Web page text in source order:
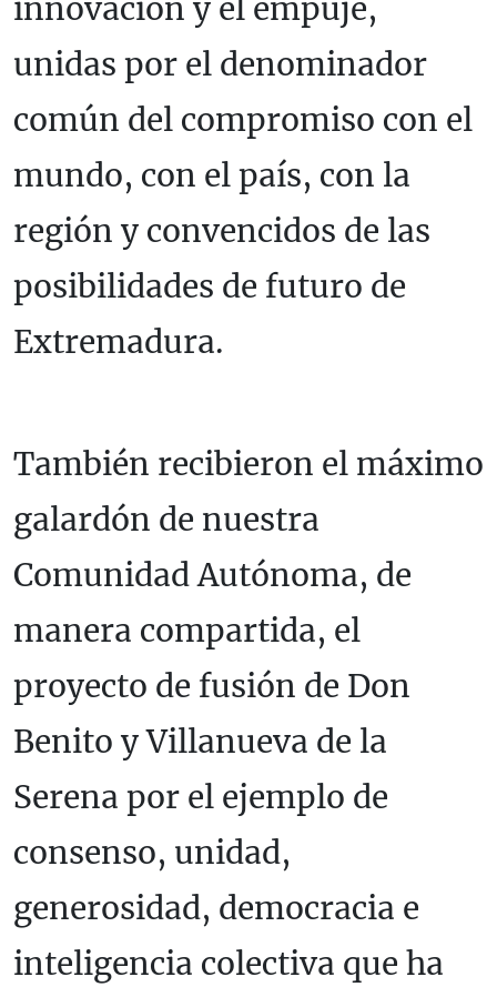
innovación y el empuje,
unidas por el denominador
común del compromiso con el
mundo, con el país, con la
región y convencidos de las
posibilidades de futuro de
Extremadura.
También recibieron el máximo
galardón de nuestra
Comunidad Autónoma, de
manera compartida, el
proyecto de fusión de Don
Benito y Villanueva de la
Serena por el ejemplo de
consenso, unidad,
generosidad, democracia e
inteligencia colectiva que ha